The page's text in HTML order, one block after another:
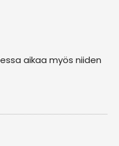
aikaa myös niiden